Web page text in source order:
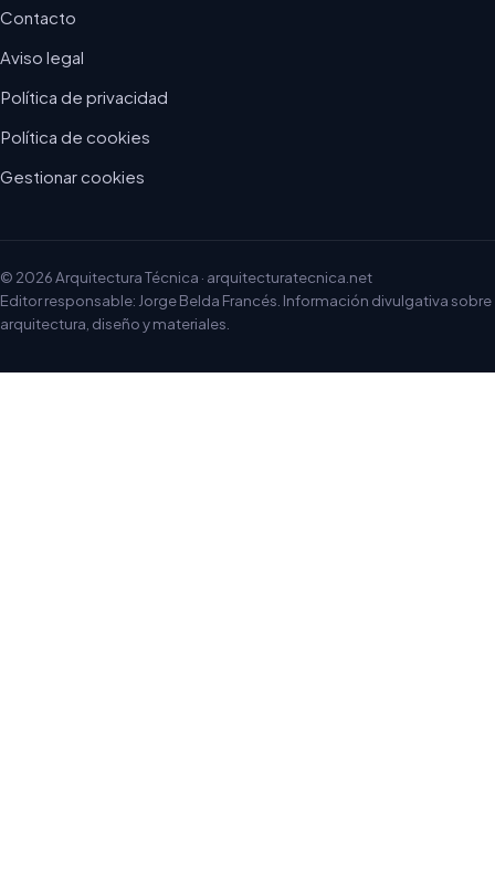
Contacto
Aviso legal
Política de privacidad
Política de cookies
Gestionar cookies
© 2026 Arquitectura Técnica · arquitecturatecnica.net
Editor responsable: Jorge Belda Francés. Información divulgativa sobre
arquitectura, diseño y materiales.